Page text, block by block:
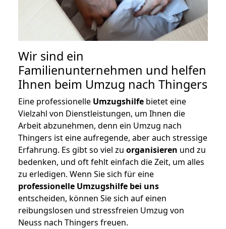
Wir sind ein
Familienunternehmen und helfen
Ihnen beim Umzug nach Thingers
Eine professionelle Umzugshilfe bietet eine
Vielzahl von Dienstleistungen, um Ihnen die
Arbeit abzunehmen, denn ein Umzug nach
Thingers ist eine aufregende, aber auch stressige
Erfahrung. Es gibt so viel zu organisieren und zu
bedenken, und oft fehlt einfach die Zeit, um alles
zu erledigen. Wenn Sie sich für eine
professionelle Umzugshilfe bei uns
entscheiden, können Sie sich auf einen
reibungslosen und stressfreien Umzug von
Neuss nach Thingers freuen.